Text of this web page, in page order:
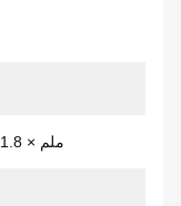
73 ملم × 61.8 ملم × 13 ملم